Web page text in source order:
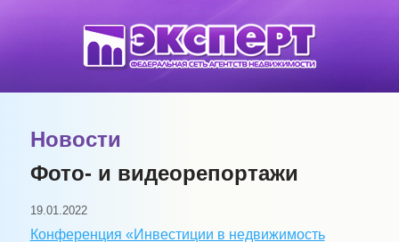
Новости
Фото- и видеорепортажи
19.01.2022
Конференция «Инвестиции в недвижимость